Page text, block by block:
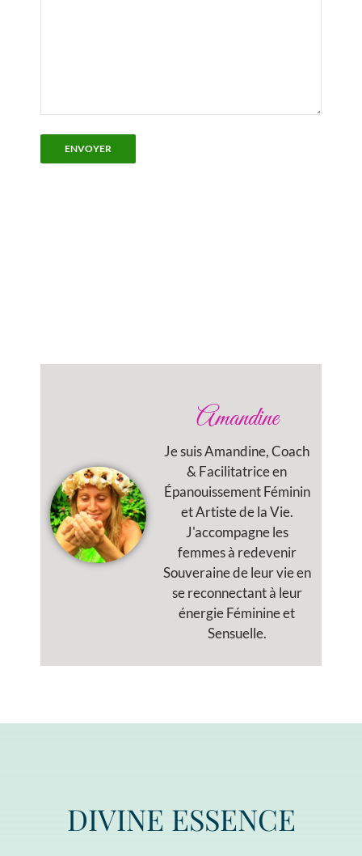
ENVOYER
Amandine
Je suis Amandine, Coach
& Facilitatrice en
Épanouissement Féminin
et Artiste de la Vie.
J'accompagne les
femmes à redevenir
Souveraine de leur vie en
se reconnectant à leur
énergie Féminine et
Sensuelle.
DIVINE ESSENCE